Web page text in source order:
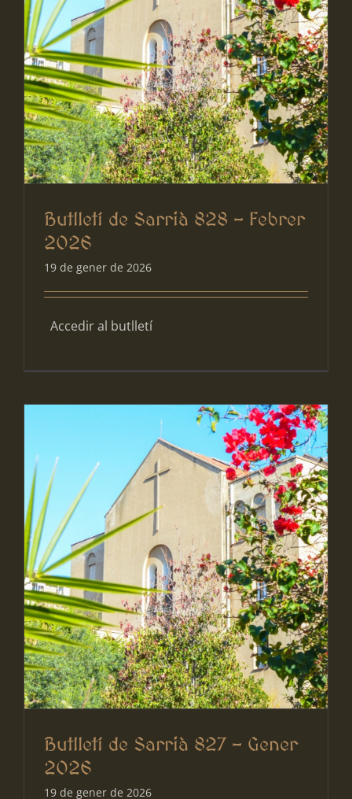
Butlletí de Sarrià 828 – Febrer
2026
19 de gener de 2026
Accedir al butlletí
Butlletí de Sarrià 827 – Gener
2026
19 de gener de 2026